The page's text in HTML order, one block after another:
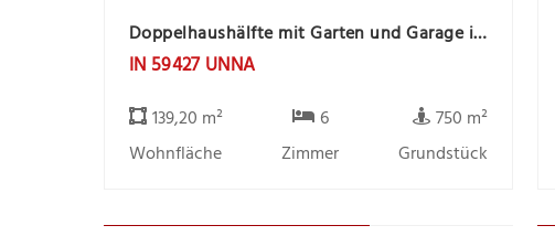
Doppelhaushälfte mit Garten und Garage in Unna-Massen
IN 59427 UNNA
139,20 m²
Wohnfläche
6
Zimmer
750 m²
Grundstück